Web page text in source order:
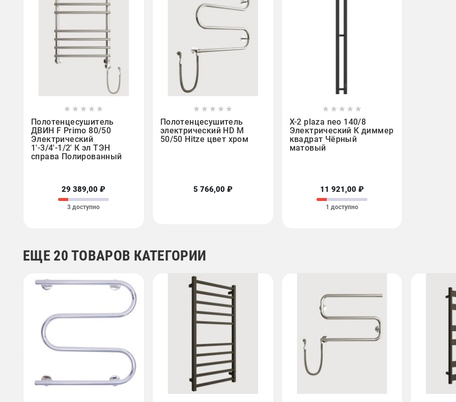
    
Полотенцесушитель
ДВИН F Primo 80/50
Электрический
1'-3/4'-1/2' К эл ТЭН
справа Полированный
29 389,00 ₽
3 доступно
    
Полотенцесушитель
электрический HD M
50/50 Hitze цвет хром
5 766,00 ₽
    
X-2 plaza neo 140/8
Электрический К диммер
квадрат Чёрный
матовый
11 921,00 ₽
1 доступно
ЕЩЕ 20 ТОВАРОВ КАТЕГОРИИ